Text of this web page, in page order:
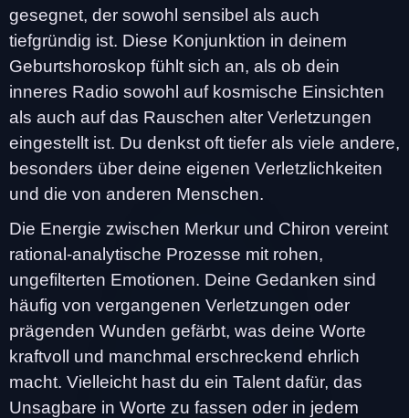
gesegnet, der sowohl sensibel als auch
tiefgründig ist. Diese Konjunktion in deinem
Geburtshoroskop fühlt sich an, als ob dein
inneres Radio sowohl auf kosmische Einsichten
als auch auf das Rauschen alter Verletzungen
eingestellt ist. Du denkst oft tiefer als viele andere,
besonders über deine eigenen Verletzlichkeiten
und die von anderen Menschen.
Die Energie zwischen Merkur und Chiron vereint
rational-analytische Prozesse mit rohen,
ungefilterten Emotionen. Deine Gedanken sind
häufig von vergangenen Verletzungen oder
prägenden Wunden gefärbt, was deine Worte
kraftvoll und manchmal erschreckend ehrlich
macht. Vielleicht hast du ein Talent dafür, das
Unsagbare in Worte zu fassen oder in jedem